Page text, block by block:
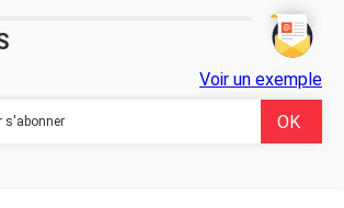
Voir un exemple